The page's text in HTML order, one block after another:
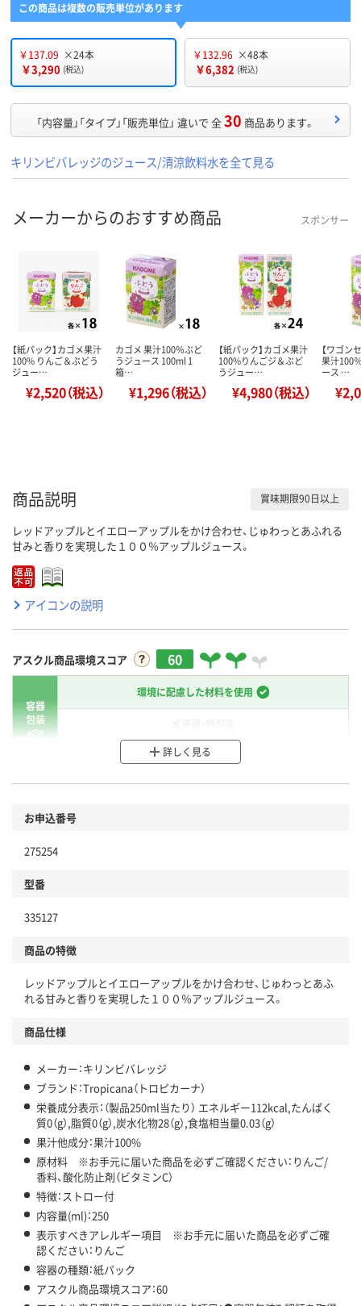
この商品は複数の販売単位があります
￥137.09 ×24本
￥3,290 (税込)
￥132.96 ×48本
￥6,382 (税込)
「内容量」「タイプ」「販売単位」 違いで 全30 商品あります。
キリンビバレッジのジュース/清涼飲料水を全て見る
メーカーからのおすすめ商品 スポンサー
【紙パック】カゴメ果汁
100% りんご＆ぶどう
ジュー…
¥2,520（税込）
カゴメ 果汁100％ぶど
うジュース 100ml 1
箱…
¥1,296（税込）
【紙パック】カゴメ果汁
100%りんごジ＆ぶど
うジュー…
¥4,980（税込）
【ワゴン
果汁100
ース …
商品説明 賞味期限90日以上
レッドアップルとイエローアップルをかけ合わせ、じゅわっとあふれる
甘みと香りを実現した１００％アップルジュース。
アイコンの説明
アスクル商品環境スコア 60
容器
包装
環境に配慮した材料を使用
分別・リサイクルしやすい設計
本体
仕組
この商品の環境配慮ポイントです。下記商品詳細「
アスクル商品環境スコア詳細／加点項目
」で確認できます。
詳しく見る
お申込番号
275254
型番
335127
商品の特徴
レッドアップルとイエローアップルをかけ合わせ、じゅわっとあふ
れる甘みと香りを実現した１００％アップルジュース。
商品仕様
メーカー：キリンビバレッジ
ブランド：Tropicana（トロピカーナ）
栄養成分表示：（製品250ml当たり） エネルギー112kcal,たんぱく
質0（g）,脂質0（g）,炭水化物28（g）,食塩相当量0.03（g）
果汁他成分：果汁100%
原材料 ※お手元に届いた商品を必ずご確認ください：りんご/
香料、酸化防止剤（ビタミンC）
特徴：ストロー付
内容量(ml)：250
表示すべきアレルギー項目 ※お手元に届いた商品を必ずご確
認ください：りんご
容器の種類：紙パック
アスクル商品環境スコア：60